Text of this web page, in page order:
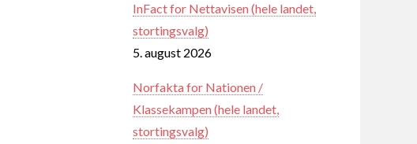
InFact for Nettavisen (hele landet,
stortingsvalg)
5. august 2026
Norfakta for Nationen /
Klassekampen (hele landet,
stortingsvalg)